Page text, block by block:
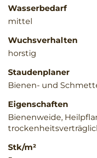
Wasserbedarf
mittel
Wuchsverhalten
horstig
Staudenplaner
Bienen- und
Eigenschaften
Bienenweide,
Stk/m²